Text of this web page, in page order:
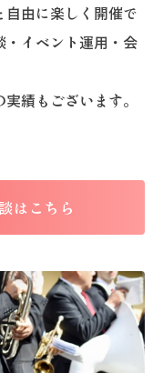
由に楽しく開催で
・イベント運用・会
績もございます。
はこちら